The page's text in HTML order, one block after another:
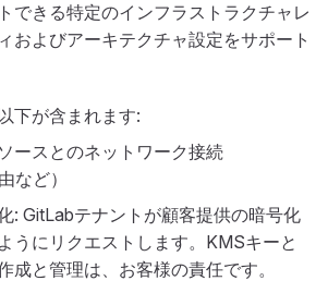
できる特定のインフラストラクチャレ
およびアーキテクチャ設定をサポート
下が含まれます:
ースとのネットワーク接続
など）
: GitLabテナントが顧客提供の暗号化
うにリクエストします。KMSキーと
成と管理は、お客様の責任です。